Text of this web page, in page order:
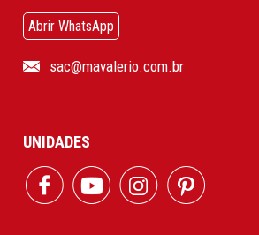
Abrir WhatsApp
sac@mavalerio.com.br
UNIDADES